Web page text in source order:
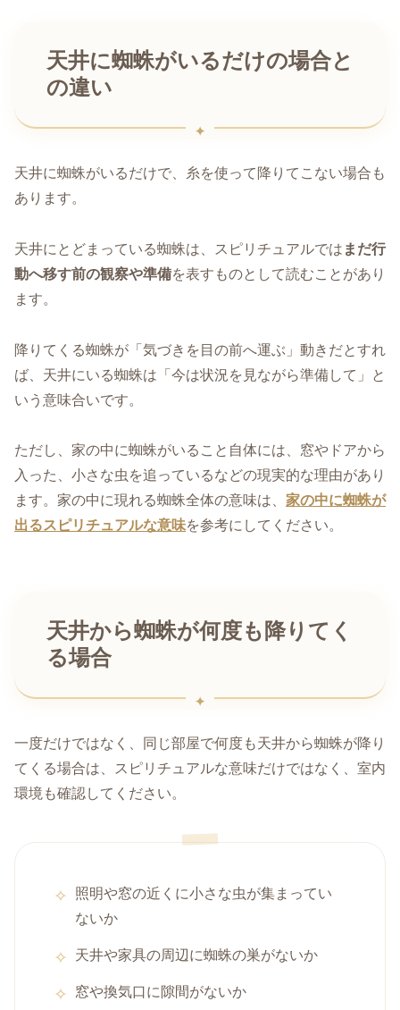
天井に蜘蛛がいるだけの場合と
の違い
天井に蜘蛛がいるだけで、糸を使って降りてこない場合も
あります。
天井にとどまっている蜘蛛は、スピリチュアルでは まだ行
動へ移す前の観察や準備を表すものとして読むことがあり
ます。
降りてくる蜘蛛が「気づきを目の前へ運ぶ」動きだとすれ
ば、天井にいる蜘蛛は「今は状況を見ながら準備して」と
いう意味合いです。
ただし、家の中に蜘蛛がいること自体には、窓やドアから
入った、小さな虫を追っているなどの現実的な理由があり
ます。家の中に現れる蜘蛛全体の意味は、 家の中に蜘蛛が
出るスピリチュアルな意味を参考にしてください。
天井から蜘蛛が何度も降りてく
る場合
一度だけではなく、同じ部屋で何度も天井から蜘蛛が降り
てくる場合は、スピリチュアルな意味だけではなく、室内
環境も確認してください。
照明や窓の近くに小さな虫が集まってい
ないか
天井や家具の周辺に蜘蛛の巣がないか
窓や換気口に隙間がないか